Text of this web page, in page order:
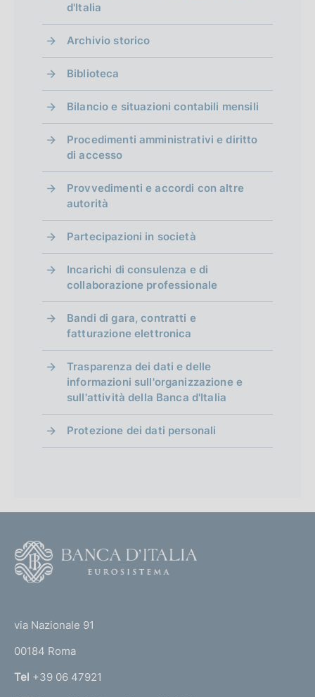
d'Italia
Archivio storico
Biblioteca
Bilancio e situazioni contabili mensili
Procedimenti amministrativi e diritto
di accesso
Provvedimenti e accordi con altre
autorità
Partecipazioni in società
Incarichi di consulenza e di
collaborazione professionale
Bandi di gara, contratti e
fatturazione elettronica
Trasparenza dei dati e delle
informazioni sull'organizzazione e
sull'attività della Banca d'Italia
Protezione dei dati personali
r
n
via Nazionale 91
00184 Roma
Tel +39 06 47921